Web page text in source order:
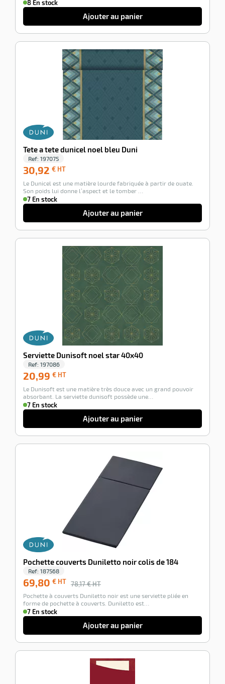
8 En stock
Ajouter au panier
Tete a tete dunicel noel bleu Duni
Ref: 197075
30,92 € HT
HT
Le Dunicel est une matière lourde fabriquée à partir de ouate.
Son poids lui donne l’aspect et le tomber …
7 En stock
Ajouter au panier
Serviette Dunisoft noel star 40x40
Ref: 197086
20,99 € HT
HT
Le Dunisoft est une matière très douce avec un grand pouvoir
absorbant. La serviette dunisoft possède une…
7 En stock
Ajouter au panier
Pochette couverts Duniletto noir colis de 184
Ref: 187568
69,80 € HT 78,17 € HT
Pochette à couverts Duniletto noir est une serviette pliée en
forme de pochette à couverts. Duniletto est…
7 En stock
Ajouter au panier